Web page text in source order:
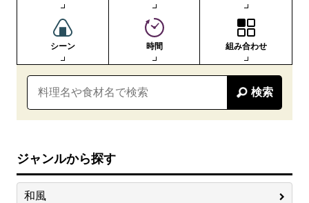
シーン 時間 組み合わせ
検索
ジャンルから探す
和風